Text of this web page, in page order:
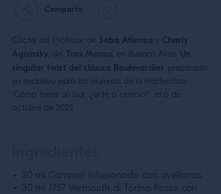
Los strainers o
coladores
Compartir
Cóctel del Profesor de Seba Atienza y Charly
Aguinsky, del Tres Monos, en Buenos Aires. Un
singular twist del clásico Boulevardier, preparado
en exclusivo para los alumnos de la masterclass
“Cómo tener un bar, ¿arte o ciencia?”, el 6 de
octubre de 2022.
30 ml Campari infusionado con avellanas
30 ml 1757 Vermouth di Torino Rosso con